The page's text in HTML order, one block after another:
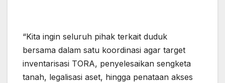
“Kita ingin seluruh pihak terkait duduk
bersama dalam satu koordinasi agar target
inventarisasi TORA, penyelesaikan sengketa
tanah, legalisasi aset, hingga penataan akses